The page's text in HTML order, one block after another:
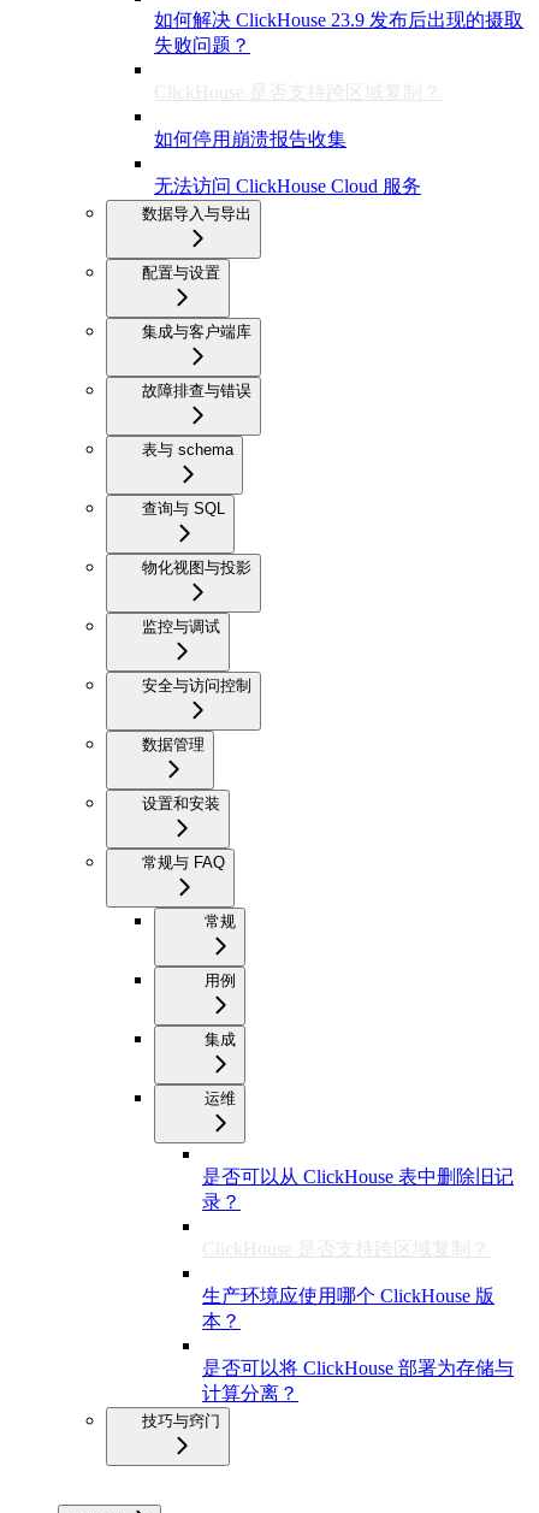
如何解决 ClickHouse 23.9 发布后出现的摄取
失败问题？
ClickHouse 是否支持跨区域复制？
如何停用崩溃报告收集
无法访问 ClickHouse Cloud 服务
数据导入与导出
配置与设置
集成与客户端库
故障排查与错误
表与 schema
查询与 SQL
物化视图与投影
监控与调试
安全与访问控制
数据管理
设置和安装
常规与 FAQ
常规
用例
集成
运维
是否可以从 ClickHouse 表中删除旧记
录？
ClickHouse 是否支持跨区域复制？
生产环境应使用哪个 ClickHouse 版
本？
是否可以将 ClickHouse 部署为存储与
计算分离？
技巧与窍门